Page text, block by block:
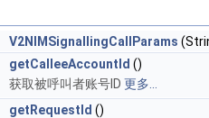
V2NIMSignallingCallParams
getCalleeAccountId ()
获取被呼叫者账号ID 更多...
getRequestId ()